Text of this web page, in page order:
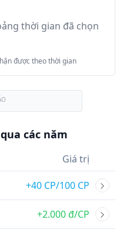
thời gian đã chọn
được theo thời gian
các năm
Giá trị
+40 CP/100 CP
+2.000 đ/CP